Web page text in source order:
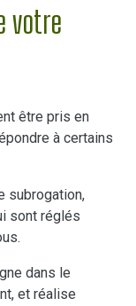
votre
être pris en
à certains
subrogation,
sont réglés
dans le
et réalise